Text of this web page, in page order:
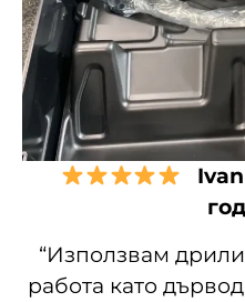
“Използвам
работа като